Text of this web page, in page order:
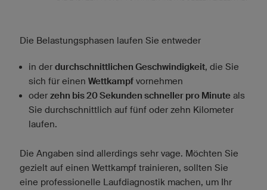
Die Belastungsphasen laufen Sie entweder
in der durchschnittlichen Geschwindigkeit, die Sie
sich für einen Wettkampf vornehmen
oder zehn bis 20 Sekunden schneller pro Minute als
Sie durchschnittlich auf fünf oder zehn Kilometer
laufen.
Die Angaben sind allerdings sehr vage. Möchten Sie
gezielt auf einen Wettkampf trainieren, sollten Sie
eine professionelle Laufdiagnostik machen, um Ihr